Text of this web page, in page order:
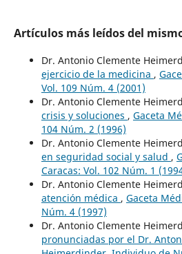
Artículos más leídos del
Dr. Antonio Clemente
ejercicio de la medicina ,
Vol. 109 Núm. 4 (2001)
Dr. Antonio Clemente
crisis y soluciones , Gaceta
104 Núm. 2 (1996)
Dr. Antonio Clemente
en seguridad social y salud ,
Caracas: Vol. 102 Núm. 1
Dr. Antonio Clemente
atención médica , Gaceta
Núm. 4 (1997)
Dr. Antonio Clemente
pronunciadas por el Dr.